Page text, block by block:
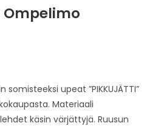
Ompelimo
upeat ”PIKKUJÄTTI”
Materiaali
käsin värjättyjä. Ruusun